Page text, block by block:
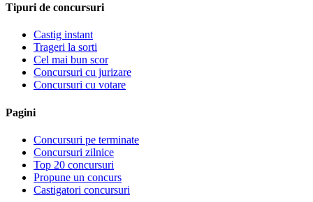
Tipuri de concursuri
Castig instant
Trageri la sorti
Cel mai bun scor
Concursuri cu jurizare
Concursuri cu votare
Pagini
Concursuri pe terminate
Concursuri zilnice
Top 20 concursuri
Propune un concurs
Castigatori concursuri